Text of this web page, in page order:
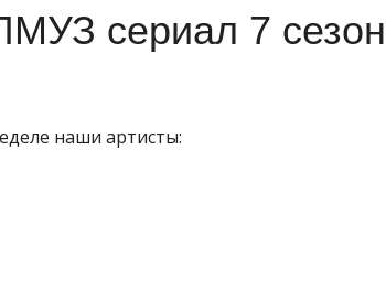
сериал 7
наши артисты: